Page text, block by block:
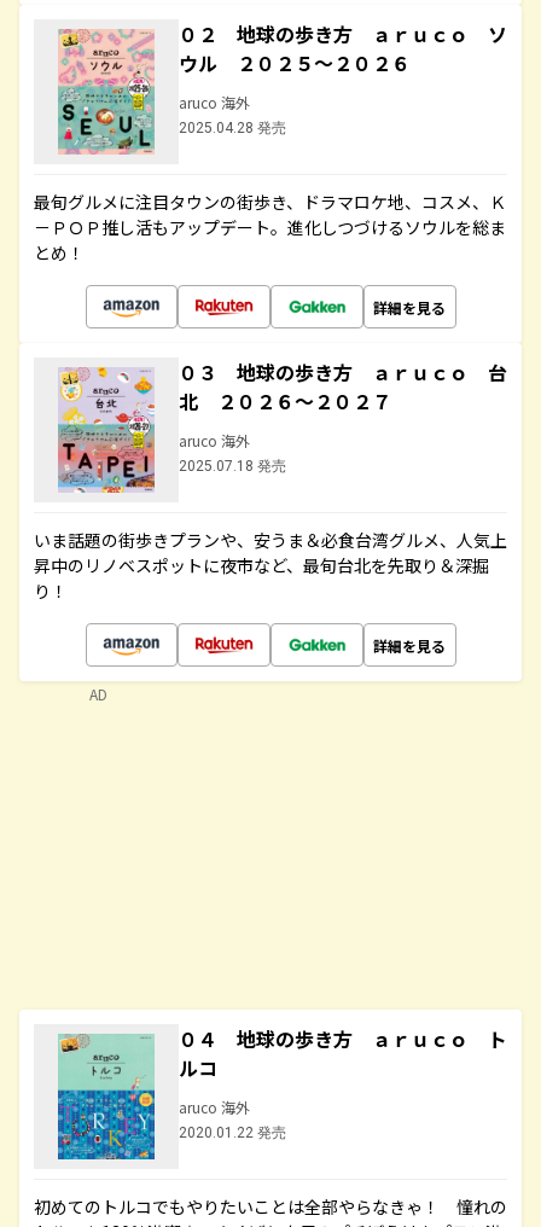
０２ 地球の歩き方 ａｒｕｃｏ ソ
ウル ２０２５～２０２６
aruco 海外
2025.04.28 発売
最旬グルメに注目タウンの街歩き、ドラマロケ地、コスメ、Ｋ
－ＰＯＰ推し活もアップデート。進化しつづけるソウルを総ま
とめ！
詳細を見る
０３ 地球の歩き方 ａｒｕｃｏ 台
北 ２０２６～２０２７
aruco 海外
2025.07.18 発売
いま話題の街歩きプランや、安うま＆必食台湾グルメ、人気上
昇中のリノベスポットに夜市など、最旬台北を先取り＆深掘
り！
詳細を見る
０４ 地球の歩き方 ａｒｕｃｏ ト
ルコ
aruco 海外
2020.01.22 発売
初めてのトルコでもやりたいことは全部やらなきゃ！ 憧れの
AD